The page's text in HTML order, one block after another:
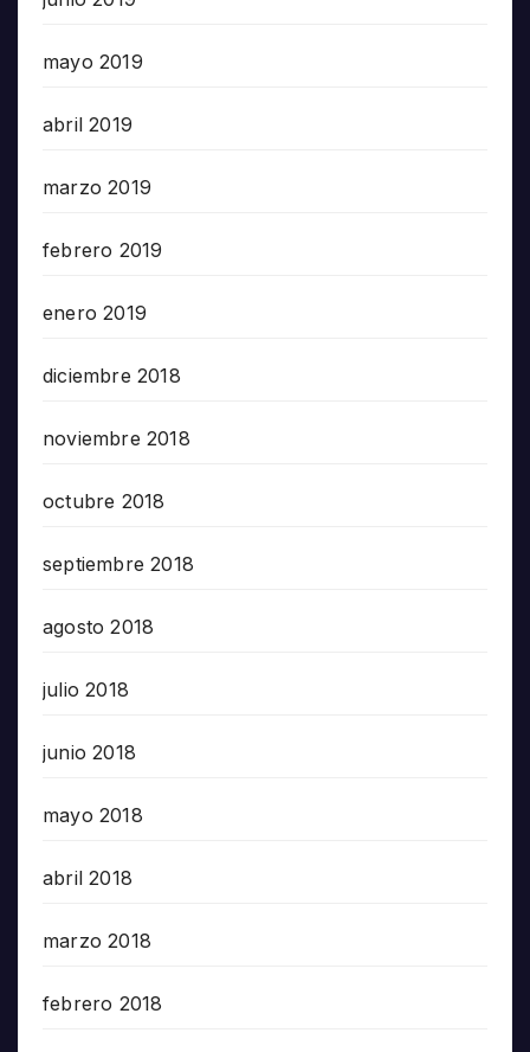
mayo 2019
abril 2019
marzo 2019
febrero 2019
enero 2019
diciembre 2018
noviembre 2018
octubre 2018
septiembre 2018
agosto 2018
julio 2018
junio 2018
mayo 2018
abril 2018
marzo 2018
febrero 2018